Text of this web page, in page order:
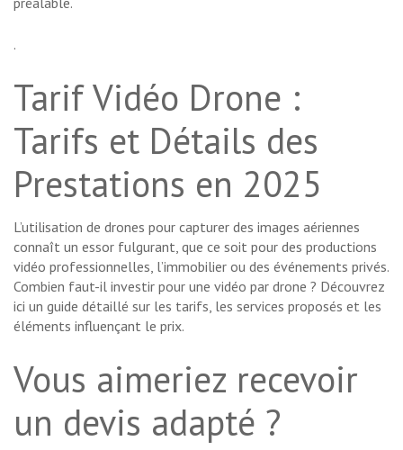
.
Tarif Vidéo Drone :
Tarifs et Détails des
Prestations en 2025
L’utilisation de drones pour capturer des images aériennes
connaît un essor fulgurant, que ce soit pour des productions
vidéo professionnelles, l’immobilier ou des événements privés.
Combien faut-il investir pour une vidéo par drone ? Découvrez
ici un guide détaillé sur les tarifs, les services proposés et les
éléments influençant le prix.
Vous aimeriez recevoir
un devis adapté ?